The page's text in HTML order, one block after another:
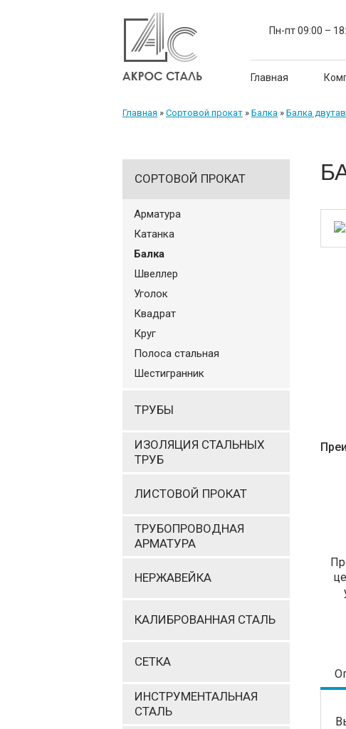
Пн-пт 09:00 –
Главная
Главная » Сортовой прокат » Балка » Балка
СОРТОВОЙ ПРОКАТ
Арматура
Катанка
Балка
Швеллер
Уголок
Квадрат
Круг
Полоса стальная
Шестигранник
ТРУБЫ
ИЗОЛЯЦИЯ СТАЛЬНЫХ
ТРУБ
ЛИСТОВОЙ ПРОКАТ
ТРУБОПРОВОДНАЯ
АРМАТУРА
НЕРЖАВЕЙКА
КАЛИБРОВАННАЯ СТАЛЬ
СЕТКА
ИНСТРУМЕНТАЛЬНАЯ
СТАЛЬ